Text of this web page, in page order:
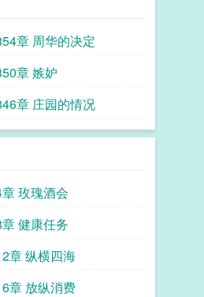
章 周华的决定
章 嫉妒
章 庄园的情况
玫瑰酒会
健康任务
章 纵横四海
章 放纵消费